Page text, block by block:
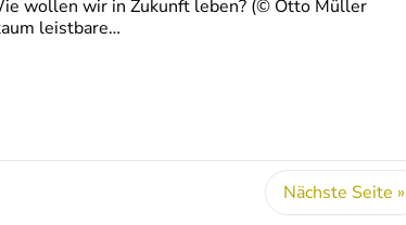
wollen wir in Zukunft leben? (© Otto Müller
leistbare…
Nächste Seite »